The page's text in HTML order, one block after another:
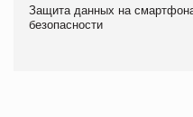
Защита данных на
безопасности